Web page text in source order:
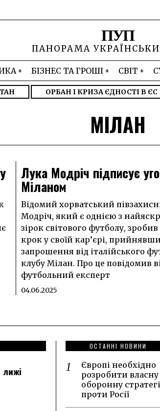
ПУП
ПАНОРАМА
БІЗНЕС ТА ГРОШІ СВІТ
ОРБАН І КРИЗА ЄДНОСТІ В ЄС
МІЛАН
Лука Модріч підписує
Міланом
Відомий хорватський
Модріч, який є однією з
зірок світового футболу,
крок у своїй кар’єрі, прийнявши
запрошення від італійського
клубу Мілан. Про це повідомив
футбольний експерт
04.06.2025
лижі
ОСТАННІ НОВИНИ
Європі необхідно
розробити власну
оборонну
проти Росії